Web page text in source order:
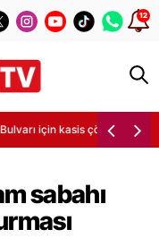
12
için kasis çözümünü
sabahı